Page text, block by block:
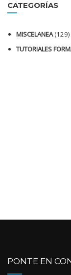
CATEGORÍAS
MISCELANEA(129)
TUTORIALES
PONTE EN